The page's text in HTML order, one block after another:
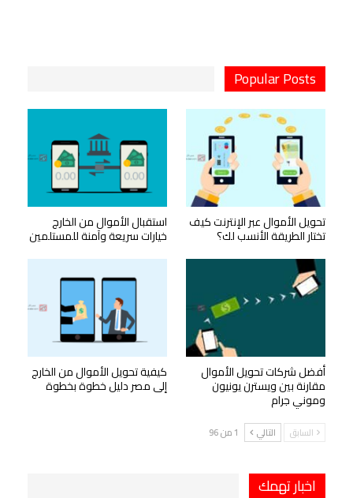
Popular Posts
تحويل الأموال عبر الإنترنت كيف
تختار الطريقة الأنسب لك؟
استقبال الأموال من الخارج
خيارات سريعة وآمنة للمستلمين
أفضل شركات تحويل الأموال
مقارنة بين ويسترن يونيون
وموني جرام
كيفية تحويل الأموال من الخارج
إلى مصر دليل خطوة بخطوة
السابق التالي 1 من 96
اخبار تهمك